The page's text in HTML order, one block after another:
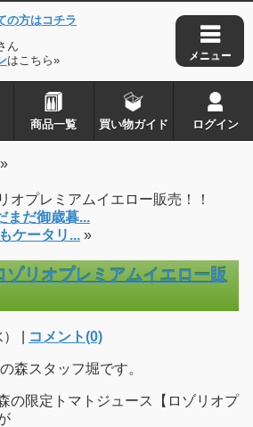
の方はコチラ
ん
はこちら»
商品一覧 買い物ガイド ログイン
»
オプレミアムイエロー販売！！
まだ御歳暮...
ケータリ... »
ゾリオプレミアムイエロー販
| コメント(0)
森スタッフ堀です。
の限定トマトジュース【ロゾリオプ